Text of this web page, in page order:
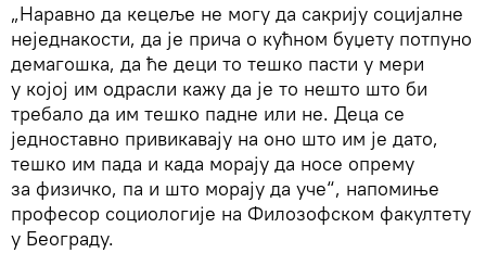
„Наравно да кецеље не могу да сакрију социјалне
неједнакости, да је прича о кућном буџету потпуно
демагошка, да ће деци то тешко пасти у мери
у којој им одрасли кажу да је то нешто што би
требало да им тешко падне или не. Деца се
једноставно привикавају на оно што им је дато,
тешко им пада и када морају да носе опрему
за физичко, па и што морају да уче“, напомиње
професор социологије на Филозофском факултету
у Београду.